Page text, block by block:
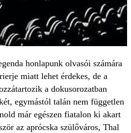
honlapunk olvasói számára
miatt lehet érdekes, de a
a dokusorozatban
egymástól talán nem független
már egészen fiatalon ki akart
az aprócska szülőváros, Thal